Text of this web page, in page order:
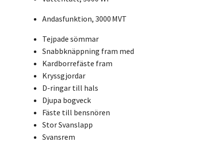
Andasfunktion, 3000 MVT
Tejpade sömmar
Snabbknäppning fram med
Kardborrefäste fram
Kryssgjordar
D-ringar till hals
Djupa bogveck
Fäste till bensnören
Stor Svanslapp
Svansrem